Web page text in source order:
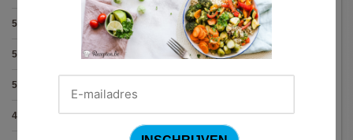
5.0 (5 votes)
5.0 Spaghetti met krokante kip (5 votes)
5.0
4.9 Pasta met spinazieballetjes (Antonio Carluccio)(21 votes)